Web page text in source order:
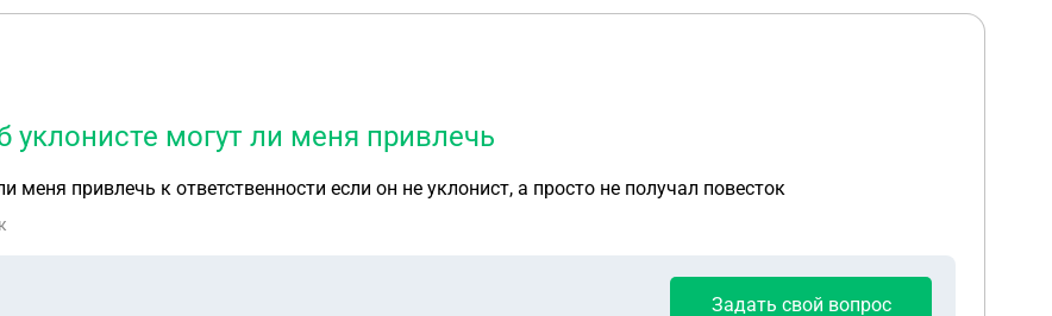
могут ли меня привлечь
привлечь к ответственности если он не уклонист, а просто не получал повесток
Задать свой вопрос